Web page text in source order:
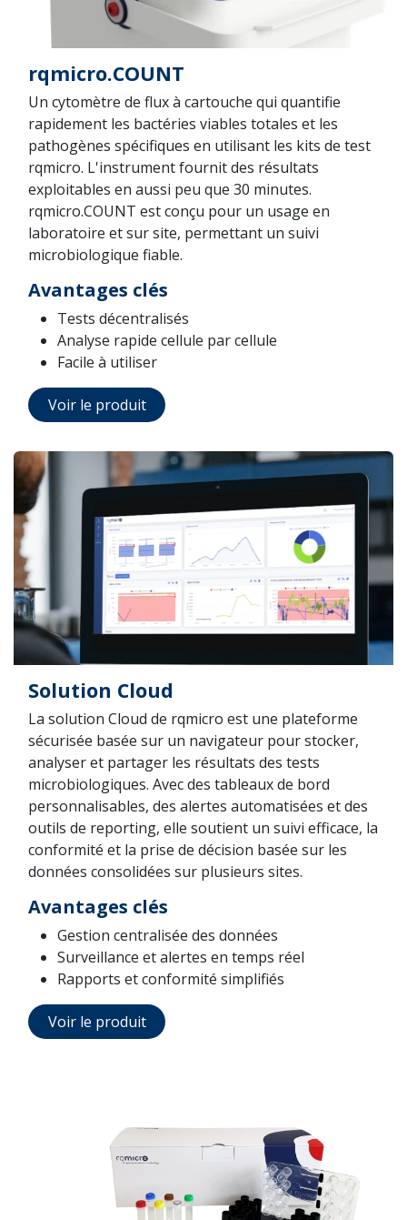
rqmicro.COUNT
Un cytomètre de flux à cartouche qui quantifie
rapidement les bactéries viables totales et les
pathogènes spécifiques en utilisant les kits de test
rqmicro. L'instrument fournit des résultats
exploitables en aussi peu que 30 minutes.
rqmicro.COUNT est conçu pour un usage en
laboratoire et sur site, permettant un suivi
microbiologique fiable.
Avantages clés
Tests décentralisés
Analyse rapide cellule par cellule
Facile à utiliser
Voir le produit
Solution Cloud
La solution Cloud de rqmicro est une plateforme
sécurisée basée sur un navigateur pour stocker,
analyser et partager les résultats des tests
microbiologiques. Avec des tableaux de bord
personnalisables, des alertes automatisées et des
outils de reporting, elle soutient un suivi efficace, la
conformité et la prise de décision basée sur les
données consolidées sur plusieurs sites.
Avantages clés
Gestion centralisée des données
Surveillance et alertes en temps réel
Rapports et conformité simplifiés
Voir le produit